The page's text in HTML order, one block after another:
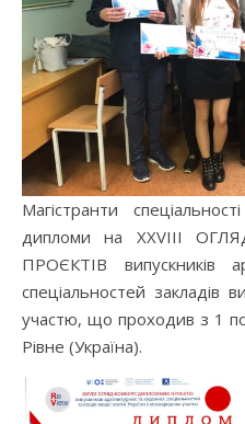
Магістранти
дипломи на XXVIII
ПРОЄКТІВ випускників
спеціальностей закладів
участю, що проходив з 1
Рівне (Україна).